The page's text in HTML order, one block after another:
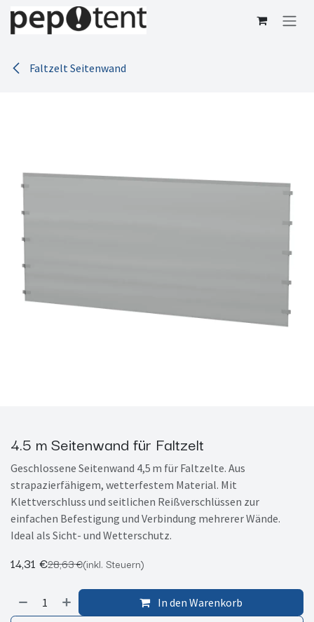
Zum Inhalt springen
Faltzelt Seitenwand
4.5 m Seitenwand für Faltzelt
Geschlossene Seitenwand 4,5 m für Faltzelte. Aus
strapazierfähigem, wetterfestem Material. Mit
Klettverschluss und seitlichen Reißverschlüssen zur
einfachen Befestigung und Verbindung mehrerer Wände.
Ideal als Sicht- und Wetterschutz.
14,31 €28,63€(inkl. Steuern)
In den Warenkorb